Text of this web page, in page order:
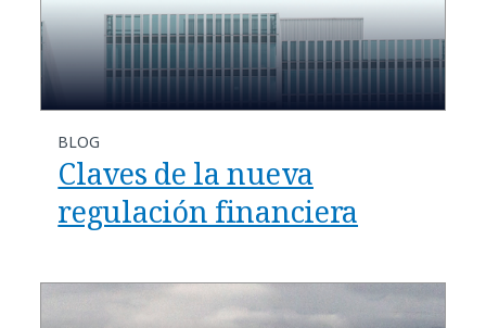
BLOG
Claves de la nueva
regulación financiera